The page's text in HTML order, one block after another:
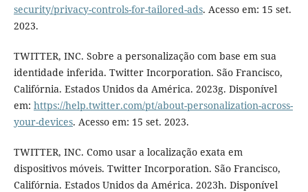
security/privacy-controls-for-tailored-ads. Acesso em: 15 set.
2023.
TWITTER, INC. Sobre a personalização com base em sua
identidade inferida. Twitter Incorporation. São Francisco,
Califórnia. Estados Unidos da América. 2023g. Disponível
em: https://help.twitter.com/pt/about-personalization-across-
your-devices. Acesso em: 15 set. 2023.
TWITTER, INC. Como usar a localização exata em
dispositivos móveis. Twitter Incorporation. São Francisco,
Califórnia. Estados Unidos da América. 2023h. Disponível